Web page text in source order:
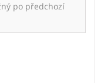
po předchozí